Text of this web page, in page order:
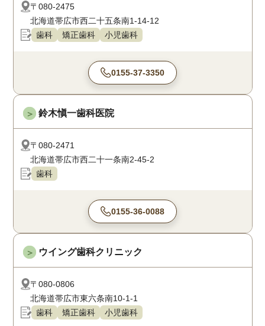
〒080-2475
北海道帯広市西二十五条南1-14-12
歯科
矯正歯科 小児歯科
0155-37-3350
＞ 鈴木愼一歯科医院
〒080-2471
北海道帯広市西二十一条南2-45-2
歯科
0155-36-0088
＞ ウイング歯科クリニック
〒080-0806
北海道帯広市東六条南10-1-1
歯科
矯正歯科 小児歯科